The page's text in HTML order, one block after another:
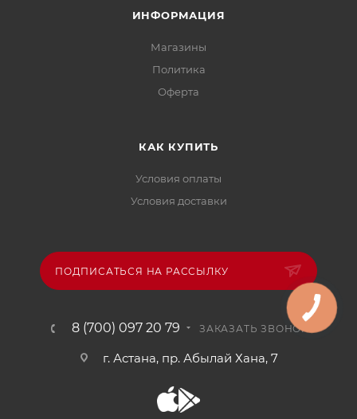
ИНФОРМАЦИЯ
Магазины
Политика
Офертa
КАК КУПИТЬ
Условия оплаты
Условия доставки
ПОДПИСАТЬСЯ НА РАССЫЛКУ
8 (700) 097 20 79 ЗАКАЗАТЬ ЗВОНОК
г. Астана, пр. Абылай Хана, 7